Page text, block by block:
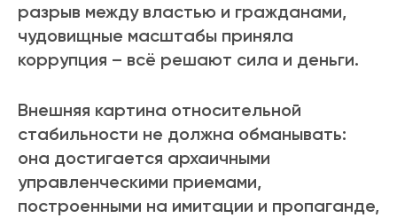
разрыв между властью и гражданами,
чудовищные масштабы приняла
коррупция – всё решают сила и деньги.
Внешняя картина относительной
стабильности не должна обманывать:
она достигается архаичными
управленческими приемами,
построенными на имитации и пропаганде,